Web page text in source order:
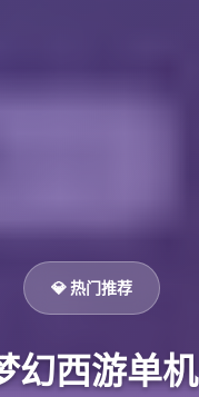
💎 热门推荐
幻西游单机